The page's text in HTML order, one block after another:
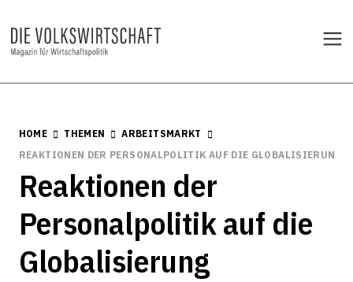
HOME THEMEN
ARBEITSMARKT
REAKTIONEN DER PERSONALPOLITIK AUF DIE GLOBALISIERUNG
Reaktionen der
Personalpolitik auf die
Globalisierung